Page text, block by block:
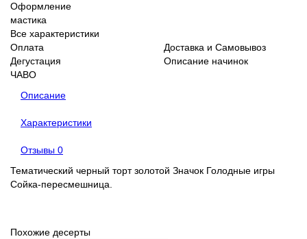
Оформление
мастика
Все характеристики
Оплата
Доставка и Самовывоз
Дегустация
Описание начинок
ЧАВО
Описание
Характеристики
Отзывы 0
Тематический черный торт золотой Значок Голодные игры
Сойка-пересмешница.
Похожие десерты